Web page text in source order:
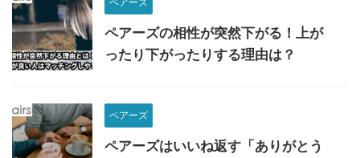
ペアーズの相性が突然下がる！上が
ったり下がったりする理由は？
ペアーズ
ペアーズはいいね返す「ありがとう